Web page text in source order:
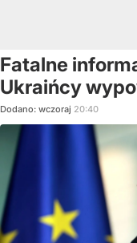
Fatalne
Ukraińcy
Dodano: wczoraj 20:40